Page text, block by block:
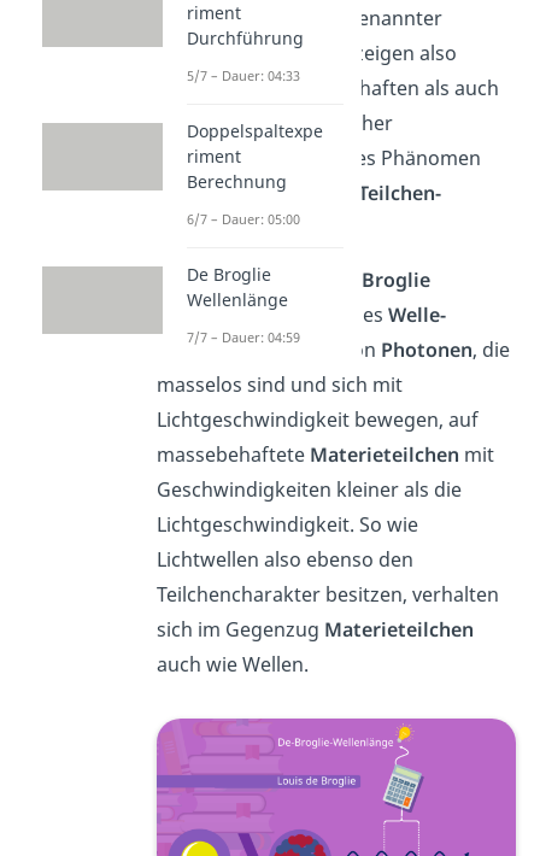
diskreter Energie, sogenannter
Photonen.Photonen
zeigen also
sowohl Welleneigenschaften als auch
Eigenschaften klassischer
(Punkt-)Teilchen. Dieses Phänomen
nennt man den
Welle-Teilchen-
Dualismus.
Der Physiker
Louis de Broglie
übertrug das Prinzip desWelle-
Teilchen Dualismus
von Photonen, die
masselos sind und sich mit
Lichtgeschwindigkeit bewegen, auf
massebehaftete Materieteilchen mit
Geschwindigkeiten kleiner als die
Lichtgeschwindigkeit. So wie
Lichtwellen also ebenso den
Teilchencharakter besitzen, verhalten
sich im Gegenzug Materieteilchen
auch wie Wellen.
riment
Durchführung
5/7 – Dauer: 04:33
Doppelspaltexpe
riment
Berechnung
6/7 – Dauer: 05:00
De Broglie
Wellenlänge
7/7 – Dauer: 04:59